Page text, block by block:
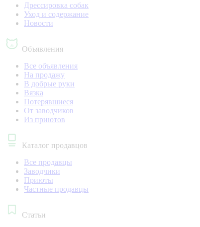
Дрессировка собак
Уход и содержание
Новости
Объявления
Все объявления
На продажу
В добрые руки
Вязка
Потерявшиеся
От заводчиков
Из приютов
Каталог продавцов
Все продавцы
Заводчики
Приюты
Частные продавцы
Статьи